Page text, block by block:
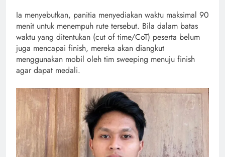
Ia menyebutkan, panitia menyediakan waktu maksimal 90
menit untuk menempuh rute tersebut. Bila dalam batas
waktu yang ditentukan (cut of time/CoT) peserta belum
juga mencapai finish, mereka akan diangkut
menggunakan mobil oleh tim sweeping menuju finish
agar dapat medali.